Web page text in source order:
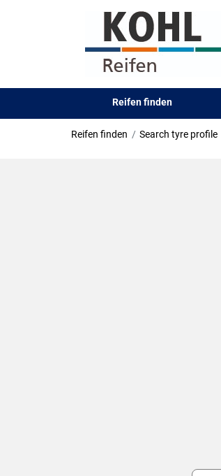
Reifen finden
Reifen finden Search tyre profile